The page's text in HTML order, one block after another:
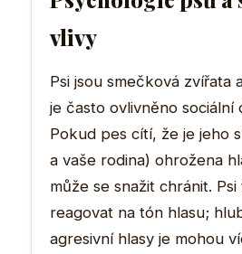
vlivy
Psi jsou smečková zvířata
je často ovlivněno sociální
Pokud pes cítí, že je jeho
a vaše rodina) ohrožena
může se snažit chránit.
reagovat na tón hlasu;
agresivní hlasy je mohou